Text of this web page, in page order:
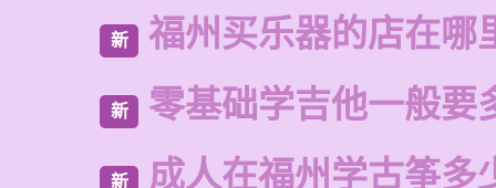
新 福州买乐器的店在哪
新 零基础学吉他一般要
新 成人在福州学古筝多